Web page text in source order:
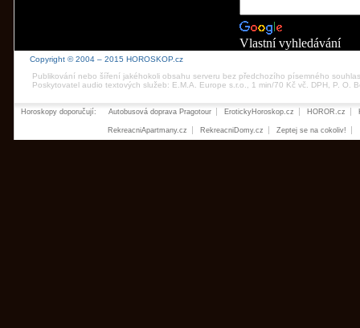
Vlastní vyhledávání
Copyright © 2004 – 2015 HOROSKOP.cz
Publikování nebo šíření jakéhokoli obsahu serveru bez předchozího písemného
Poskytovatel audio textových služeb: E.M.A. Europe s.r.o., 1 min/70 Kč vč. DPH, P. O.
Horoskopy doporučují: Autobusová doprava Pragotour ErotickyHoroskop.cz HOROR.cz
RekreacniApartmany.cz RekreacniDomy.cz Zeptej se na cokoliv!